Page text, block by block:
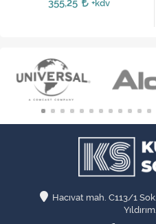
355,25 +kdv
Hacıvat mah. C113/1